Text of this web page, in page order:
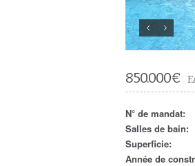
850.000€
N° de mandat:
Salles de bain:
Superficie:
Année de